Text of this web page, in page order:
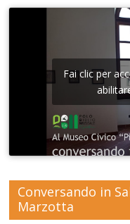
Fai clic per
Conversando in
Marzotta